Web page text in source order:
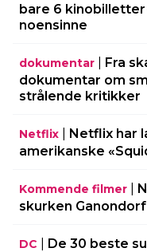
bare 6
noensinne
dokumentar
Fra
dokumentar om
strålende kritikker
Netflix
Netflix har
amerikanske
Kommende filmer
skurken
DC
De 30 beste